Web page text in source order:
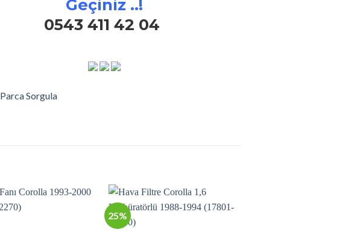
Geçiniz ..!
0543 411 42 04
Parca Sorgula
25%